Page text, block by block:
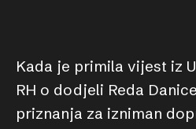
Kada je primila vijest iz
RH o dodjeli Reda
priznanja za izniman